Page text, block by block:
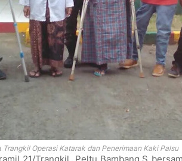
Trangkil Operasi Katarak dan Penerimaan Kaki Palsu